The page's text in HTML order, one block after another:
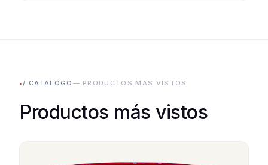
•/ CATÁLOGO — PRODUCTOS MÁS VISTOS
Productos más vistos